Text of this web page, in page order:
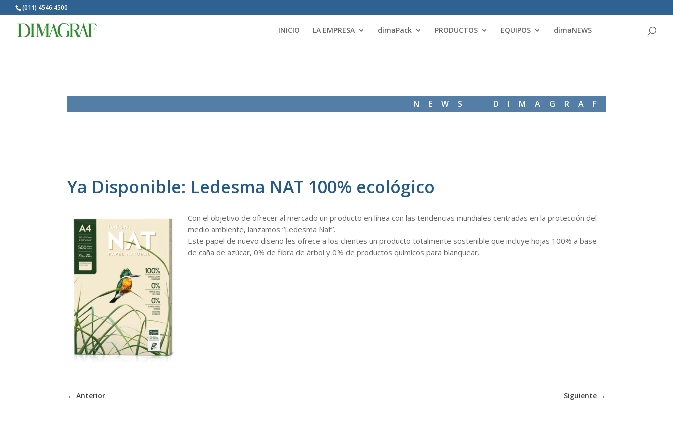
(011) 4546.4500
INICIO LA EMPRESA dimaPack PRODUCTOS EQUIPOS dimaNEWS
Products
NEWS DIMAGRAF
Ya Disponible: Ledesma NAT 100% ecológico
Con el objetivo de ofrecer al mercado un producto en línea con las tendencias mundiales centradas en la protección del
medio ambiente, lanzamos “Ledesma Nat”.
Este papel de nuevo diseño les ofrece a los clientes un producto totalmente sostenible que incluye hojas 100% a base
de caña de azúcar, 0% de fibra de árbol y 0% de productos químicos para blanquear.
←Anterior Siguiente→